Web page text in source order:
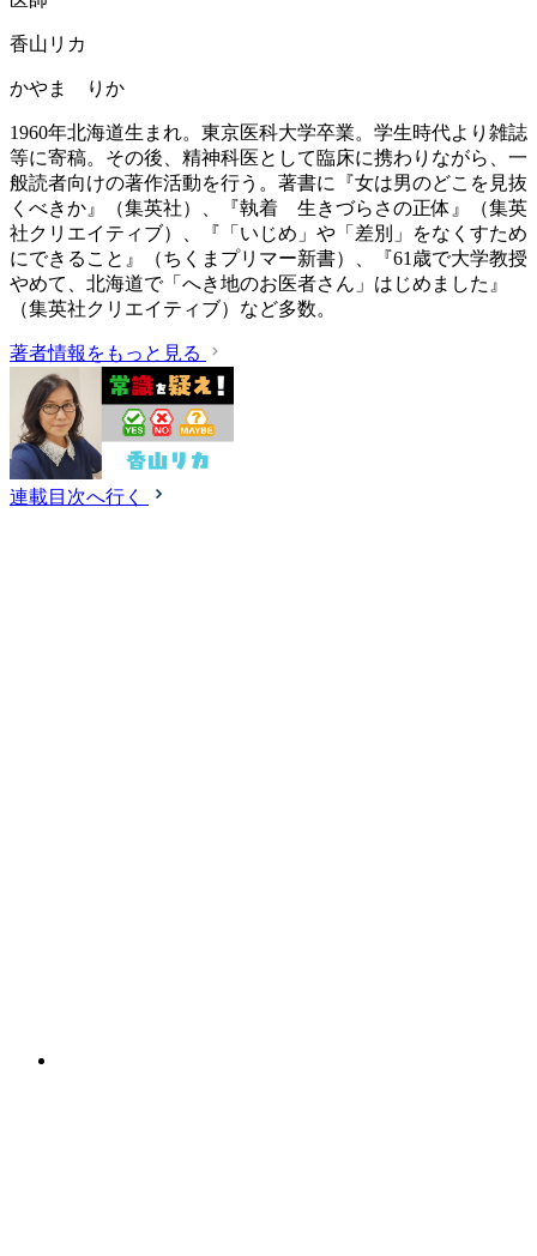
香山リカ
かやま りか
1960年北海道生まれ。東京医科大学卒業。学生時代より雑誌
等に寄稿。その後、精神科医として臨床に携わりながら、一
般読者向けの著作活動を行う。著書に『女は男のどこを見抜
くべきか』（集英社）、『執着 生きづらさの正体』（集英
社クリエイティブ）、『「いじめ」や「差別」をなくすため
にできること』（ちくまプリマー新書）、『61歳で大学教授
やめて、北海道で「へき地のお医者さん」はじめました』
（集英社クリエイティブ）など多数。
著者情報をもっと見る
連載目次へ行く